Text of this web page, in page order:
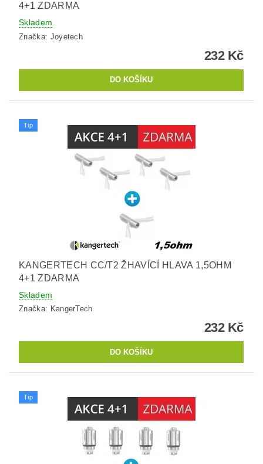
4+1 ZDARMA
Skladem
Značka: Joyetech
232 Kč
Tip
KANGERTECH CC/T2 ŽHAVÍCÍ HLAVA 1,5OHM
4+1 ZDARMA
Skladem
Značka: KangerTech
232 Kč
Tip